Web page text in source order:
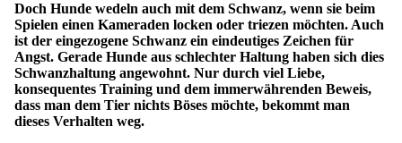
Doch Hunde wedeln auch mit dem Schwanz, wenn sie beim
Spielen einen Kameraden locken oder triezen möchten. Auch
ist der eingezogene Schwanz ein eindeutiges Zeichen für
Angst. Gerade Hunde aus schlechter Haltung haben sich dies
Schwanzhaltung angewohnt. Nur durch viel Liebe,
konsequentes Training und dem immerwährenden Beweis,
dass man dem Tier nichts Böses möchte, bekommt man
dieses Verhalten weg.